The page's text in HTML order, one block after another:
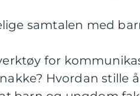
samtalen med
for
Hvordan stille